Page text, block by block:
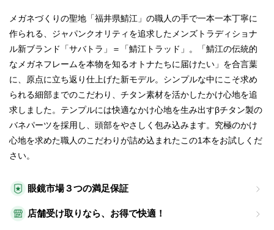
眼鏡市場３つの満足保証
店舗受け取りなら、お得で快適！
メガネづくりの聖地「福井県鯖江」の職人の手で一本一本丁寧に
作られる、ジャパンクオリティを追求したメンズトラディショナ
ル新ブランド「サバトラ」＝「鯖江トラッド」。「鯖江の伝統的
なメガネフレームを本物を知るオトナたちに届けたい」を合言葉
に、原点に立ち返り仕上げた新モデル。シンプルな中にこそ求め
られる細部までのこだわり、チタン素材を活かしたかけ心地を追
求しました。テンプルには快適なかけ心地を生み出すβチタン製の
バネパーツを採用し、頭部をやさしく包み込みます。究極のかけ
心地を求めた職人のこだわりが詰め込まれたこの1本をお試しくだ
さい。